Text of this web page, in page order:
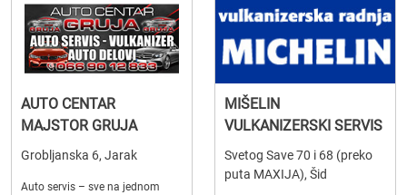
AUTO CENTAR
MAJSTOR GRUJA
Grobljanska 6, Jarak
Auto servis – sve na jednom
MIŠELIN
VULKANIZERSKI SERVIS
Svetog Save 70 i 68 (preko
puta MAXIJA), Šid